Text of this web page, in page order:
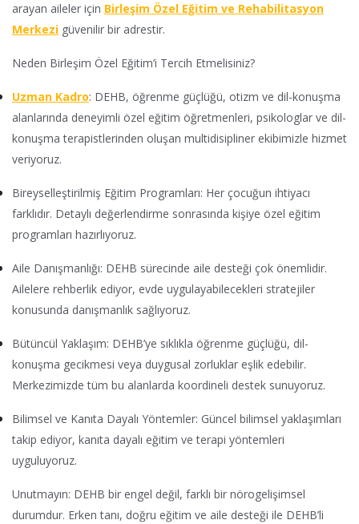
arayan aileler için Birleşim Özel Eğitim ve Rehabilitasyon
Merkezi güvenilir bir adrestir.
Neden Birleşim Özel Eğitim’i Tercih Etmelisiniz?
Uzman Kadro: DEHB, öğrenme güçlüğü, otizm ve dil-konuşma
alanlarında deneyimli özel eğitim öğretmenleri, psikologlar ve dil-
konuşma terapistlerinden oluşan multidisipliner ekibimizle hizmet
veriyoruz.
Bireyselleştirilmiş Eğitim Programları: Her çocuğun ihtiyacı
farklıdır. Detaylı değerlendirme sonrasında kişiye özel eğitim
programları hazırlıyoruz.
Aile Danışmanlığı: DEHB sürecinde aile desteği çok önemlidir.
Ailelere rehberlik ediyor, evde uygulayabilecekleri stratejiler
konusunda danışmanlık sağlıyoruz.
Bütüncül Yaklaşım: DEHB’ye sıklıkla öğrenme güçlüğü, dil-
konuşma gecikmesi veya duygusal zorluklar eşlik edebilir.
Merkezimizde tüm bu alanlarda koordineli destek sunuyoruz.
Bilimsel ve Kanıta Dayalı Yöntemler: Güncel bilimsel yaklaşımları
takip ediyor, kanıta dayalı eğitim ve terapi yöntemleri
uyguluyoruz.
Unutmayın: DEHB bir engel değil, farklı bir nörogelişimsel
durumdur. Erken tanı, doğru eğitim ve aile desteği ile DEHB’li